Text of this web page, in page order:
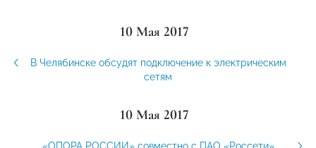
10 Мая 2017
В Челябинске обсудят подключение к электрическим
сетям
10 Мая 2017